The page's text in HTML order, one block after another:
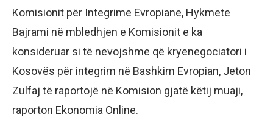
Komisionit për Integrime Evropiane, Hykmete
Bajrami në mbledhjen e Komisionit e ka
konsideruar si të nevojshme që kryenegociatori i
Kosovës për integrim në Bashkim Evropian, Jeton
Zulfaj të raportojë në Komision gjatë këtij muaji,
raporton Ekonomia Online.